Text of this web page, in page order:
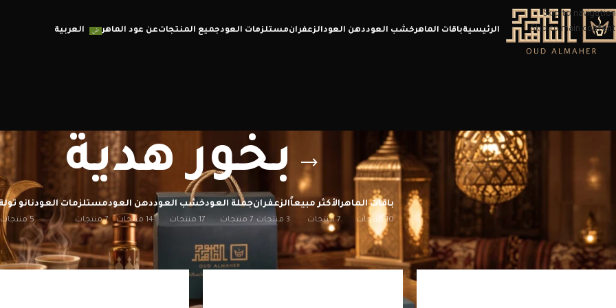
Skip to navigation
Skip to main content
الرئيسيةباقات الماهرخشب العوددهن العودالزعفرانمستلزمات العودجميع المنتجاتعن عود الماهر العربية
بخور هدية
باقات الماهر
10 منتجات
الأكثر مبيعاً
7 منتجات
الزعفران
3 منتجات
جملة العود
7 منتجات
خشب العود
17 منتجات
دهن العود
14 منتجات
مستلزمات العود
7 منتجات
نانو
5 منتجات
الرئيسية/ منتجات تحت الوسم “بخور هدية” إظهار 12
20